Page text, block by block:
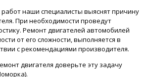
наши специалисты выяснят причину
При необходимости проведут
Ремонт двигателей автомобилей
от его сложности, выполняется в
с рекомендациями производителя.
двигателя доверьте эту задачу